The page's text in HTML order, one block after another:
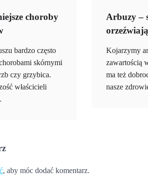
choroby
bardzo często
skórnymi
czy grzybica.
właścicieli
Arbuzy –
Kojarzymy
zawartością
ma też
nasze
, aby móc dodać komentarz.